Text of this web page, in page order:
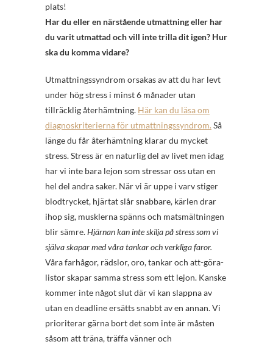
plats!
Har du eller en närstående utmattning eller har
du varit utmattad och vill inte trilla dit igen? Hur
ska du komma vidare?
Utmattningssyndrom orsakas av att du har levt
under hög stress i minst 6 månader utan
tillräcklig återhämtning. Här kan du läsa om
diagnoskriterierna för utmattningssyndrom. Så
länge du får återhämtning klarar du mycket
stress. Stress är en naturlig del av livet men idag
har vi inte bara lejon som stressar oss utan en
hel del andra saker. När vi är uppe i varv stiger
blodtrycket, hjärtat slår snabbare, kärlen drar
ihop sig, musklerna spänns och matsmältningen
blir sämre.Hjärnan kan inte skilja på stress som vi
själva skapar med våra tankar och verkliga faror.
Våra farhågor, rädslor, oro, tankar och att-göra-
listor skapar samma stress som ett lejon. Kanske
kommer inte något slut där vi kan slappna av
utan en deadline ersätts snabbt av en annan. Vi
prioriterar gärna bort det som inte är måsten
såsom att träna, träffa vänner och